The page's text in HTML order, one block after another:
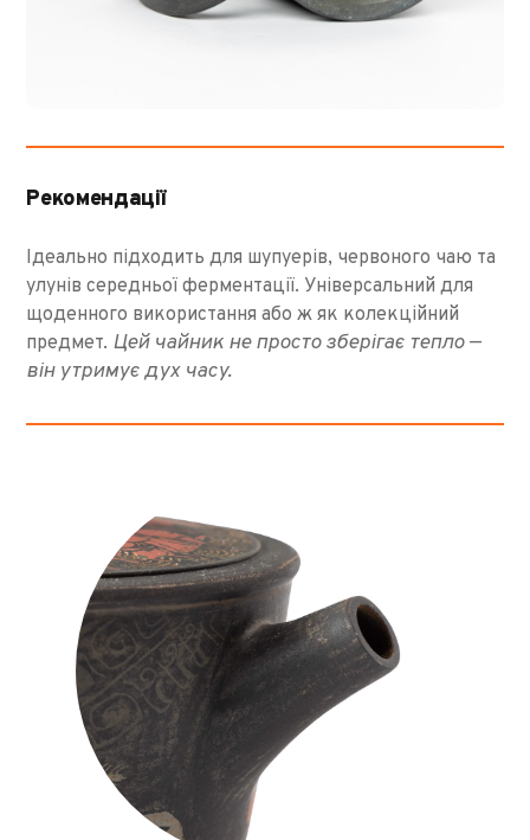
Рекомендації
Ідеально підходить для шупуерів, червоного чаю та
улунів середньої ферментації. Універсальний для
щоденного використання або ж як колекційний
предмет. Цей чайник не просто зберігає тепло —
він утримує дух часу.